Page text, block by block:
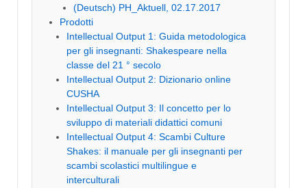
(Deutsch) PH_Aktuell, 02.17.2017
Prodotti
Intellectual Output 1: Guida metodologica
per gli insegnanti: Shakespeare nella
classe del 21 ° secolo
Intellectual Output 2: Dizionario online
CUSHA
Intellectual Output 3: Il concetto per lo
sviluppo di materiali didattici comuni
Intellectual Output 4: Scambi Culture
Shakes: il manuale per gli insegnanti per
scambi scolastici multilingue e
interculturali